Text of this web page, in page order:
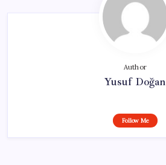
Author
Yusuf Doğan
Follow Me